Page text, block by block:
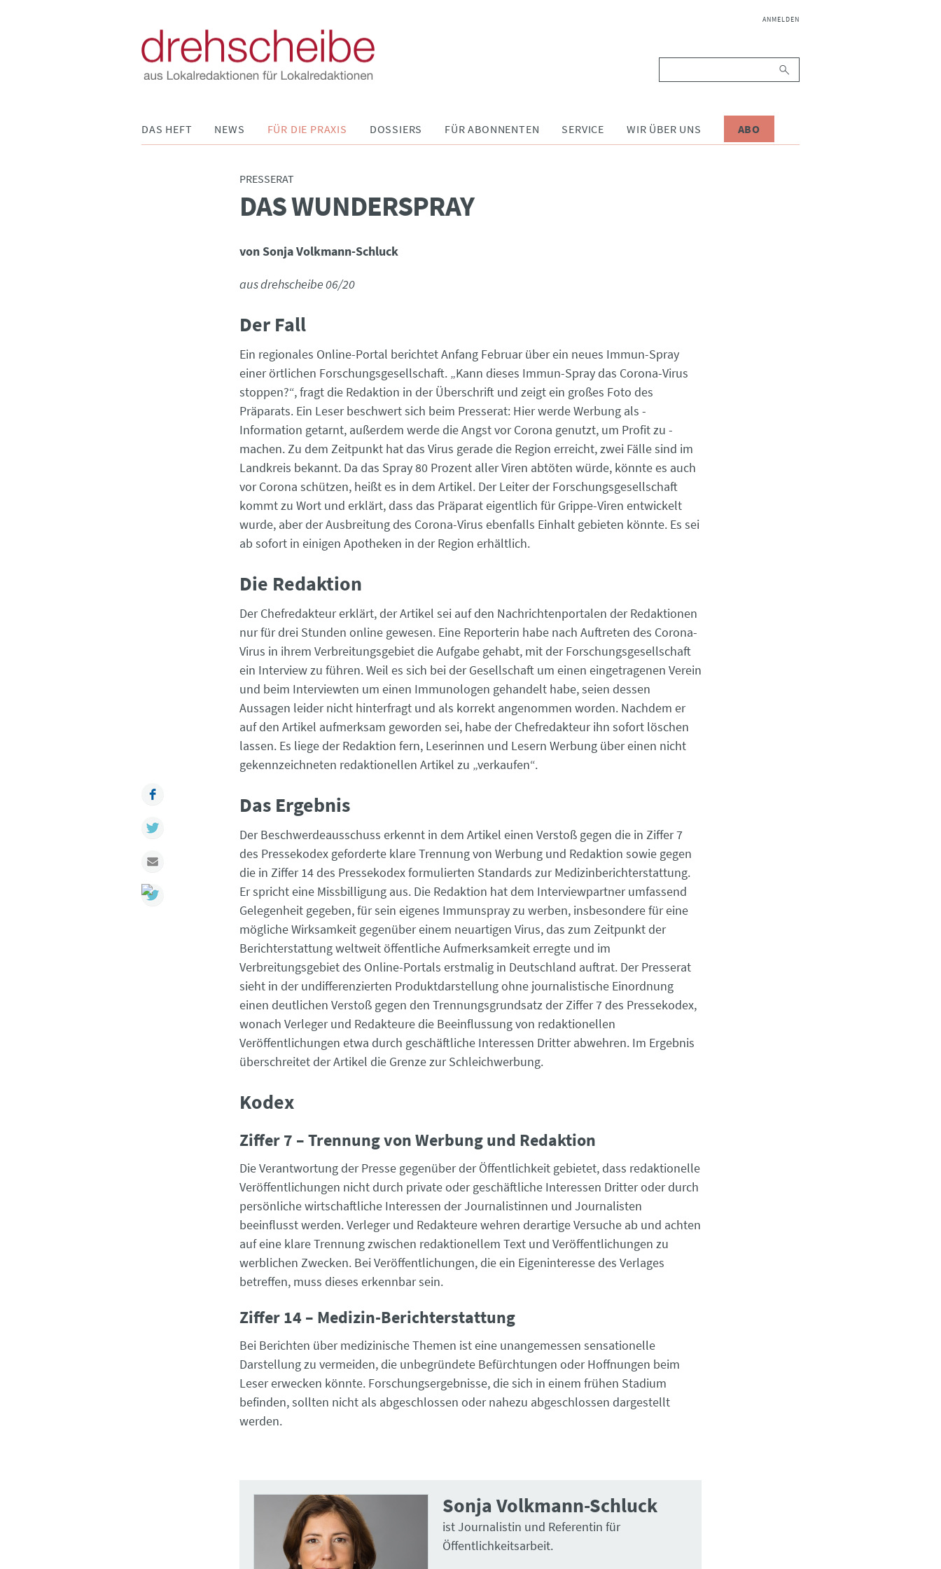
NAVIGATION
ANMELDEN
DAS HEFT NEWS FÜR DIE PRAXIS DOSSIERS FÜR ABONNENTEN SERVICE WIR ÜBER UNS ABO
PRESSERAT
DAS WUNDERSPRAY
von Sonja Volkmann-Schluck
aus drehscheibe 06/20
Der Fall
Ein regionales Online-Portal ­berichtet Anfang Februar über ein neues Immun-Spray
einer örtlichen Forschungs­gesellschaft. „Kann dieses Immun-Spray das Corona-Virus
stoppen?“, fragt die Redaktion in der Überschrift und zeigt ein großes Foto des
Präparats. Ein Leser beschwert sich beim Presserat: Hier werde Werbung als ­
Information getarnt, außerdem werde die Angst vor ­Corona genutzt, um Profit zu ­
machen. Zu dem Zeitpunkt hat das Virus ­gerade die Region erreicht, zwei Fälle sind im
Landkreis bekannt. Da das Spray 80 Prozent aller Viren abtöten würde, könnte es auch
vor Corona schützen, heißt es in dem Artikel. Der Leiter der ­Forschungsgesellschaft
kommt zu Wort und erklärt, dass das Präparat ­eigentlich für Grippe-Viren entwickelt
wurde, aber der Ausbreitung des Corona-Virus ebenfalls ­Einhalt gebieten könnte. Es sei
ab sofort in einigen Apotheken in der Region erhältlich.
Die Redaktion
Der Chefredakteur ­erklärt, der Artikel sei auf den Nachrichtenportalen der Redaktionen
nur für drei Stunden online ­gewesen. Eine Reporterin habe nach ­Auftreten des Corona-
Virus in ihrem ­Verbreitungsgebiet die Aufgabe gehabt, mit der Forschungs­gesellschaft
ein Interview zu führen. Weil es sich bei der Gesellschaft um einen eingetragenen Verein
und beim Interviewten um einen Immunologen gehandelt habe, seien dessen
Aussagen leider nicht hinterfragt und als korrekt angenommen worden. Nachdem er
auf den Artikel aufmerksam geworden sei, habe der Chefredakteur ihn sofort löschen
lassen. Es liege der Redaktion fern, Leserinnen und Lesern Werbung über einen nicht
gekennzeichneten redaktionellen Artikel zu „verkaufen“.
Das Ergebnis
Der Beschwerdeausschuss erkennt in dem Artikel einen Verstoß gegen die in Ziffer 7
des Pressekodex geforderte klare Trennung von Werbung und Redaktion sowie gegen
die in Ziffer 14 des Pressekodex formulierten Standards zur Medizinberichterstattung.
Er spricht eine Missbilligung aus. Die Redaktion hat dem Interviewpartner umfassend
Gelegenheit gegeben, für sein eigenes Immunspray zu werben, insbesondere für eine
mögliche Wirksamkeit gegenüber einem neuartigen Virus, das zum Zeitpunkt der
Berichterstattung weltweit öffentliche Aufmerksamkeit erregte und im
Verbreitungsgebiet des Online-Portals erstmalig in Deutschland auftrat. Der Presserat
sieht in der undifferenzierten Produktdarstellung ohne journalistische Einordnung
einen deutlichen Verstoß gegen den Trennungsgrundsatz der Ziffer 7 des Pressekodex,
wonach Verleger und Redakteure die Beeinflussung von ­redaktionellen
Veröffentlichungen etwa durch geschäftliche Interessen Dritter abwehren. Im Ergebnis
überschreitet der Artikel die Grenze zur Schleichwerbung.
Kodex
Ziffer 7 – Trennung von Werbung und Redaktion
Die Verantwortung der Presse gegenüber der Öffentlichkeit gebietet, dass redaktionelle
Veröffentlichungen nicht durch private oder geschäftliche Interessen Dritter oder durch
persönliche wirtschaftliche Interessen der Journalistinnen und Journalisten
beeinflusst werden. Verleger und Redakteure wehren derartige Versuche ab und achten
auf eine klare Trennung zwischen redaktionellem Text und Veröffentlichungen zu
werblichen Zwecken. Bei Veröffentlichungen, die ein Eigeninteresse des Verlages
betreffen, muss dieses erkennbar sein.
Ziffer 14 – Medizin-Berichterstattung
Bei Berichten über medizinische Themen ist eine unangemessen sensationelle
Darstellung zu vermeiden, die unbegründete Befürchtungen oder Hoffnungen beim
Leser erwecken könnte. Forschungsergebnisse, die sich in einem frühen Stadium
befinden, sollten nicht als abgeschlossen oder nahezu abgeschlossen dargestellt
werden.
Sonja Volkmann-Schluck
ist Journalistin und Referentin für
Öffentlichkeitsarbeit.